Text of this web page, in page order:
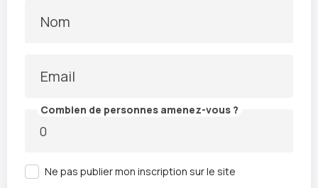
Nom
Email
Combien de personnes amenez-vous ?
Ne pas publier mon inscription sur le site